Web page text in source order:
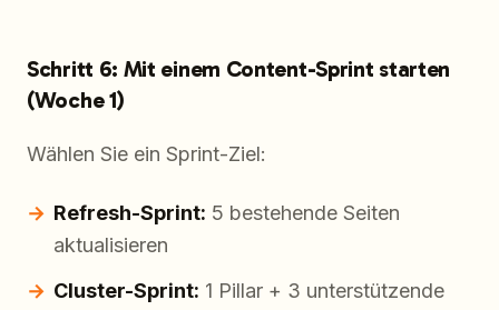
Schritt 6: Mit einem Content-Sprint starten
(Woche 1)
Wählen Sie ein Sprint-Ziel:
Refresh-Sprint: 5 bestehende Seiten
aktualisieren
Cluster-Sprint: 1 Pillar + 3 unterstützende